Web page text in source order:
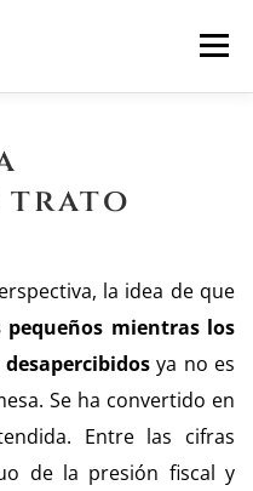
Menú
trato
la idea de que
mientras los
ya no es
Se ha convertido en
Entre las cifras
de la presión fiscal y